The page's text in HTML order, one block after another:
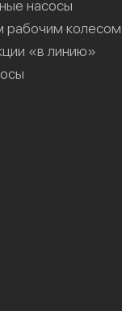
насосы
рабочим колесом
«в линию»